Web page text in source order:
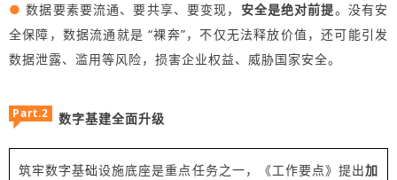
● 数据要素要流通、要共享、要变现， 安全是绝对前提。没有安
全保障，数据流通就是 “裸奔”，不仅无法释放价值，还可能引发
数据泄露、滥用等风险，损害企业权益、威胁国家安全。
Part.2 数字基建全面升级
筑牢数字基础设施底座是重点任务之一，《工作要点》提出加